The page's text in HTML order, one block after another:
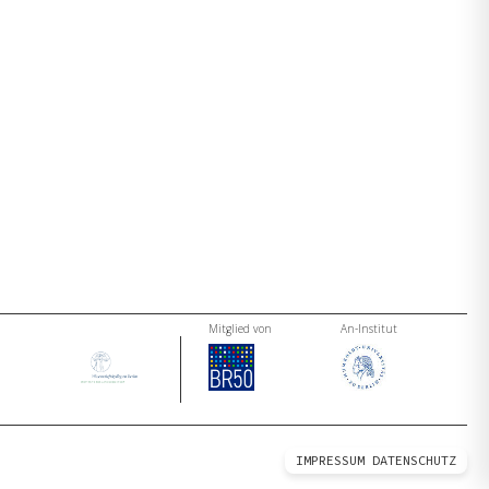
Mitglied von An-Institut
IMPRESSUM DATENSCHUTZ